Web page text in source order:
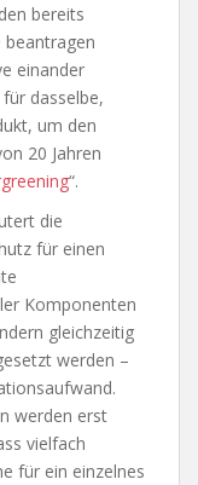
bereits
einander
dasselbe,
um den
20 Jahren
“.
die
für einen
Komponenten
gleichzeitig
werden –
werden erst
vielfach
für ein einzelnes